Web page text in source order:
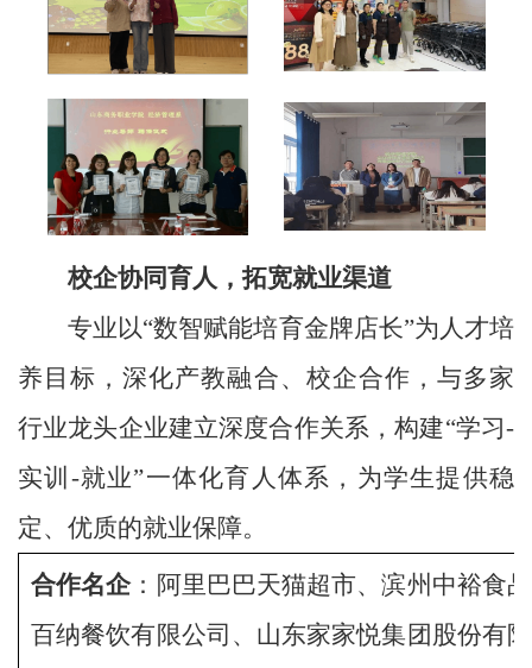
校企协同育人，拓宽就业渠道
专业以“数智赋能培育金牌店长”为人才培
养目标，深化产教融合、校企合作，与多家
行业龙头企业建立深度合作关系，构建“学习-
实训-就业”一体化育人体系，为学生提供稳
定、优质的就业保障。
合作名企：阿里巴巴天猫超市、滨州中裕食
百纳餐饮有限公司、山东家家悦集团股份有